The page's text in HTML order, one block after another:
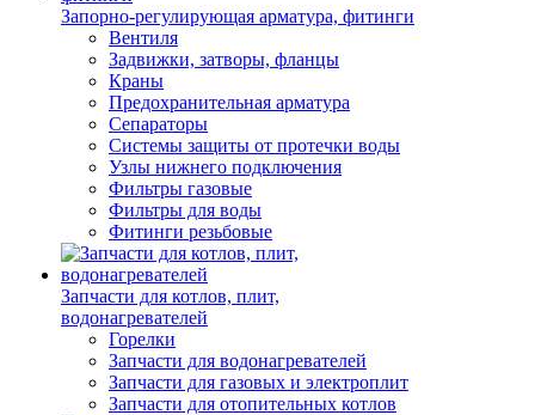
Запорно-регулирующая арматура, фитинги
Вентиля
Задвижки, затворы, фланцы
Краны
Предохранительная арматура
Сепараторы
Системы защиты от протечки воды
Узлы нижнего подключения
Фильтры газовые
Фильтры для воды
Фитинги резьбовые
Запчасти для котлов, плит,
водонагревателей
Горелки
Запчасти для водонагревателей
Запчасти для газовых и электроплит
Запчасти для отопительных котлов